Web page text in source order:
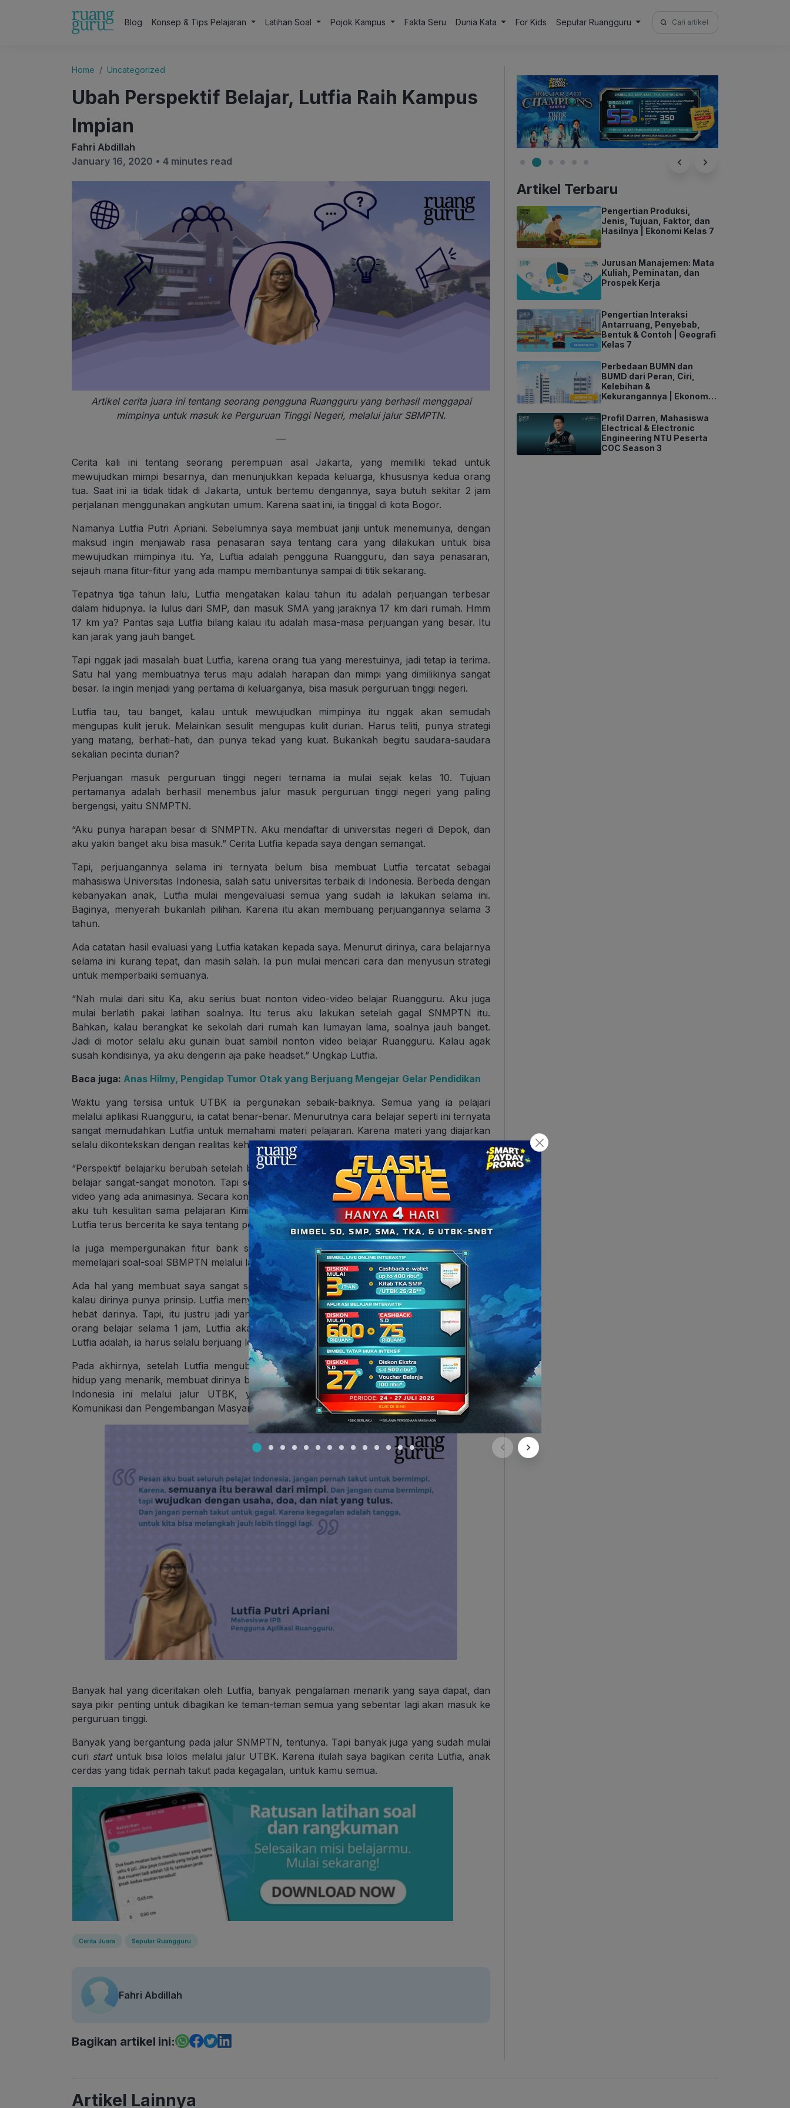
Blog Konsep & Tips Pelajaran Latihan Soal Pojok Kampus Fakta Seru Dunia Kata For Kids Seputar Ruangguru
Search
for:
Home Uncategorized
Ubah Perspektif Belajar, Lutfia Raih Kampus
Impian
Fahri Abdillah
January 16, 2020 • 4 minutes read
Artikel cerita juara ini tentang seorang pengguna Ruangguru yang berhasil menggapai
mimpinya untuk masuk ke Perguruan Tinggi Negeri, melalui jalur SBMPTN.
—
Cerita kali ini tentang seorang perempuan asal Jakarta, yang memiliki tekad untuk
mewujudkan mimpi besarnya, dan menunjukkan kepada keluarga, khususnya kedua orang
tua. Saat ini ia tidak tidak di Jakarta, untuk bertemu dengannya, saya butuh sekitar 2 jam
perjalanan menggunakan angkutan umum. Karena saat ini, ia tinggal di kota Bogor.
Namanya Lutfia Putri Apriani. Sebelumnya saya membuat janji untuk menemuinya, dengan
maksud ingin menjawab rasa penasaran saya tentang cara yang dilakukan untuk bisa
mewujudkan mimpinya itu. Ya, Luftia adalah pengguna Ruangguru, dan saya penasaran,
sejauh mana fitur-fitur yang ada mampu membantunya sampai di titik sekarang.
Tepatnya tiga tahun lalu, Lutfia mengatakan kalau tahun itu adalah perjuangan terbesar
dalam hidupnya. Ia lulus dari SMP, dan masuk SMA yang jaraknya 17 km dari rumah. Hmm
17 km ya? Pantas saja Lutfia bilang kalau itu adalah masa-masa perjuangan yang besar. Itu
kan jarak yang jauh banget.
Tapi nggak jadi masalah buat Lutfia, karena orang tua yang merestuinya, jadi tetap ia terima.
Satu hal yang membuatnya terus maju adalah harapan dan mimpi yang dimilikinya sangat
besar. Ia ingin menjadi yang pertama di keluarganya, bisa masuk perguruan tinggi negeri.
Lutfia tau, tau banget, kalau untuk mewujudkan mimpinya itu nggak akan semudah
mengupas kulit jeruk. Melainkan sesulit mengupas kulit durian. Harus teliti, punya strategi
yang matang, berhati-hati, dan punya tekad yang kuat. Bukankah begitu saudara-saudara
sekalian pecinta durian?
Perjuangan masuk perguruan tinggi negeri ternama ia mulai sejak kelas 10. Tujuan
pertamanya adalah berhasil menembus jalur masuk perguruan tinggi negeri yang paling
bergengsi, yaitu SNMPTN.
“Aku punya harapan besar di SNMPTN. Aku mendaftar di universitas negeri di Depok, dan
aku yakin banget aku bisa masuk.” Cerita Lutfia kepada saya dengan semangat.
Tapi, perjuangannya selama ini ternyata belum bisa membuat Lutfia tercatat sebagai
mahasiswa Universitas Indonesia, salah satu universitas terbaik di Indonesia. Berbeda dengan
kebanyakan anak, Lutfia mulai mengevaluasi semua yang sudah ia lakukan selama ini.
Baginya, menyerah bukanlah pilihan. Karena itu akan membuang perjuangannya selama 3
tahun.
Ada catatan hasil evaluasi yang Lutfia katakan kepada saya. Menurut dirinya, cara belajarnya
selama ini kurang tepat, dan masih salah. Ia pun mulai mencari cara dan menyusun strategi
untuk memperbaiki semuanya.
“Nah mulai dari situ Ka, aku serius buat nonton video-video belajar Ruangguru. Aku juga
mulai berlatih pakai latihan soalnya. Itu terus aku lakukan setelah gagal SNMPTN itu.
Bahkan, kalau berangkat ke sekolah dari rumah kan lumayan lama, soalnya jauh banget.
Jadi di motor selalu aku gunain buat sambil nonton video belajar Ruangguru. Kalau agak
susah kondisinya, ya aku dengerin aja pake headset.” Ungkap Lutfia.
Baca juga: Anas Hilmy, Pengidap Tumor Otak yang Berjuang Mengejar Gelar Pendidikan
Waktu yang tersisa untuk UTBK ia pergunakan sebaik-baiknya. Semua yang ia pelajari
melalui aplikasi Ruangguru, ia catat benar-benar. Menurutnya cara belajar seperti ini ternyata
sangat memudahkan Lutfia untuk memahami materi pelajaran. Karena materi yang diajarkan
selalu dikontekskan dengan realitas kehidupan sehari-hari, yang sangat dekat dengan dirinya.
“Perspektif belajarku berubah setelah belajar pakai aplikasi Ruangguru ini. Sebelumnya, aku
belajar sangat-sangat monoton. Tapi sekarang aku menyukai belajar seperti ini, belajar dari
video yang ada animasinya. Secara konsep, bagus banget. Kaka tau nggak? Sebelumnya kan
aku tuh kesulitan sama pelajaran Kimia, nah pas UTBK malah Kimia jadi skor tertinggiku!”
Lutfia terus bercerita ke saya tentang perubahan perspektif belajarnya.
Ia juga mempergunakan fitur bank soal yang ada di ruangbelajar, untuk membantunya
memelajari soal-soal SBMPTN melalui latihan-latihan soal.
Ada hal yang membuat saya sangat senang dengan semangat anak ini. Ia bilang ke saya,
kalau dirinya punya prinsip. Lutfia menyadari kalau banyak orang yang lebih pintar dan lebih
hebat darinya. Tapi, itu justru jadi yang membuatnya tambah bersemangat. Ketika orang-
orang belajar selama 1 jam, Lutfia akan melakukannya lebih dari orang yang lain. Prinsip
Lutfia adalah, ia harus selalu berjuang lebih di atas orang-orang lain.
Pada akhirnya, setelah Lutfia mengubah perspektif belajarnya, kemudian memiliki prinsip
hidup yang menarik, membuat dirinya berhasil masuk ke institut pertanian terbaik yang ada di
Indonesia ini melalui jalur UTBK, yaitu Institut Pertanian Bogor, Departemen Sains
Komunikasi dan Pengembangan Masyarakat, Fakultas Ekologi Manusia.
Banyak hal yang diceritakan oleh Lutfia, banyak pengalaman menarik yang saya dapat, dan
saya pikir penting untuk dibagikan ke teman-teman semua yang sebentar lagi akan masuk ke
perguruan tinggi.
Banyak yang bergantung pada jalur SNMPTN, tentunya. Tapi banyak juga yang sudah mulai
curi startuntuk bisa lolos melalui jalur UTBK. Karena itulah saya bagikan cerita Lutfia, anak
cerdas yang tidak pernah takut pada kegagalan, untuk kamu semua.
Cerita Juara Seputar Ruangguru
Fahri Abdillah
Bagikan artikel ini:
Artikel Terbaru
Pengertian Produksi,
Jenis, Tujuan, Faktor, dan
Hasilnya | Ekonomi Kelas 7
Jurusan Manajemen: Mata
Kuliah, Peminatan, dan
Prospek Kerja
Pengertian Interaksi
Antarruang, Penyebab,
Bentuk & Contoh | Geografi
Kelas 7
Perbedaan BUMN dan
BUMD dari Peran, Ciri,
Kelebihan &
Kekurangannya | Ekonomi
Profil Darren, Mahasiswa
Electrical & Electronic
Engineering NTU Peserta
COC Season 3
Artikel Lainnya